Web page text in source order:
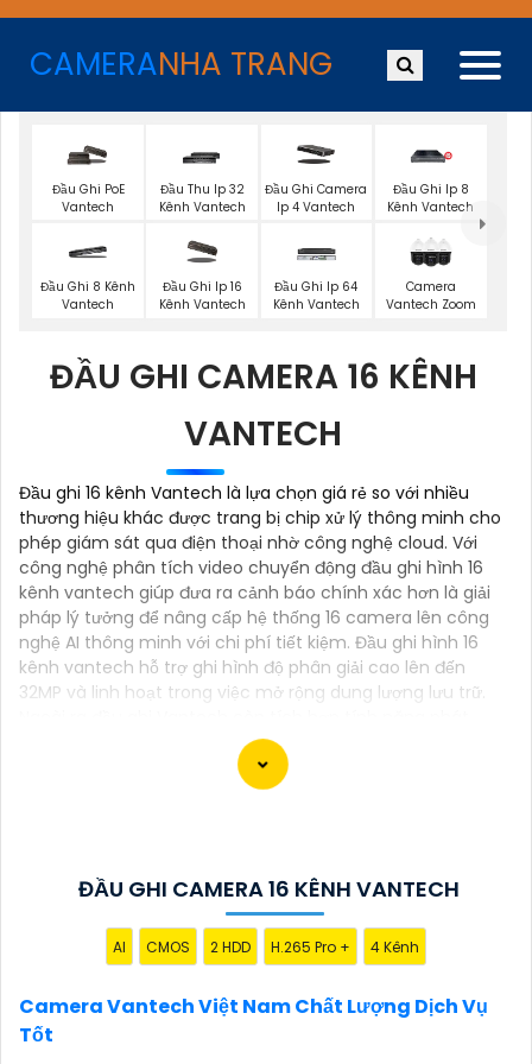
CAMERANHA TRANG
Đầu Ghi PoE
Vantech
Đầu Thu Ip 32
Kênh Vantech
Đầu Ghi Camera
Ip 4 Vantech
Đầu Ghi Ip 8
Kênh Vantech
Đầu Ghi 8 Kênh
Vantech
Đầu Ghi Ip 16
Kênh Vantech
Đầu Ghi Ip 64
Kênh Vantech
Camera
Vantech Zoom
ĐẦU GHI CAMERA 16 KÊNH
VANTECH
Đầu ghi 16 kênh Vantech là lựa chọn giá rẻ so với nhiều
thương hiệu khác được trang bị chip xử lý thông minh cho
phép giám sát qua điện thoại nhờ công nghệ cloud. Với
công nghệ phân tích video chuyển động đầu ghi hình 16
kênh vantech giúp đưa ra cảnh báo chính xác hơn là giải
pháp lý tưởng để nâng cấp hệ thống 16 camera lên công
nghệ AI thông minh với chi phí tiết kiệm. Đầu ghi hình 16
kênh vantech hỗ trợ ghi hình độ phân giải cao lên đến
32MP và linh hoạt trong việc mở rộng dung lượng lưu trữ.
hiện chuyển động và thông báo qua ứng dụng di động,
giúp người dùng dễ dàng theo dõi và bảo vệ tài sản mọi
Camera Vantech là một thương hiệu camera an
ninh hàng đầu tại Việt Nam, chúng được thiết kế với
an ninh và giám sát tốt cho ngôi nhà, cửa hàng, văn
phòng hoặc doanh nghiệp của bạn.
ĐẦU GHI CAMERA 16 KÊNH VANTECH
AI CMOS 2 HDD H.265 Pro + 4 Kênh
Camera Vantech Việt Nam Chất Lượng Dịch Vụ
Tốt